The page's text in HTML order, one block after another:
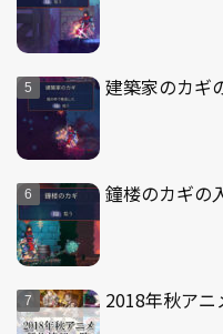
建築家のカギ
鐘楼のカギの
2018年秋ア